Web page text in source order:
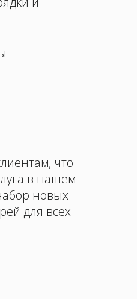
что
в нашем
новых
для всех